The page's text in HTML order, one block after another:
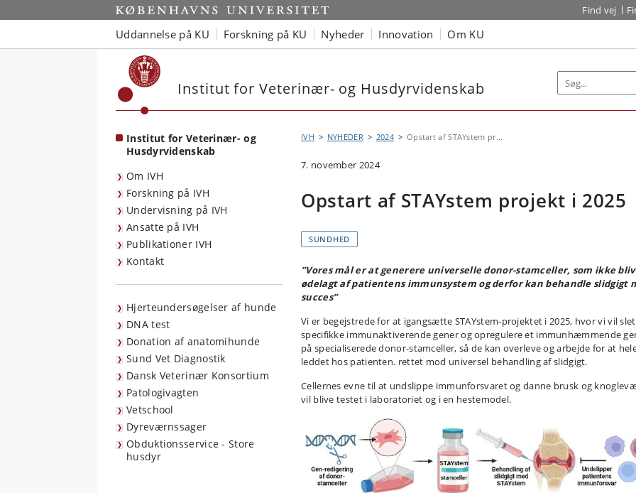
Start Find vej
Uddannelse på KU Forskning på KU Nyheder Innovation Om KU
Institut for Veterinær- og Husdyrvidenskab
Institut for Veterinær- og
Husdyrvidenskab
Om IVH
Forskning på IVH
Undervisning på IVH
Ansatte på IVH
Publikationer IVH
Kontakt
Hjerteundersøgelser af hunde
DNA test
Donation af anatomihunde
Sund Vet Diagnostik
Dansk Veterinær Konsortium
Patologivagten
Vetschool
Dyreværnssager
Obduktionsservice - Store
husdyr
IVH NYHEDER 2024 Opstart af STAYstem pr...
7. november 2024
Opstart af STAYstem projekt i 2025
SUNDHED
”Vores mål er at generere universelle donor-stamceller, som ikke
ødelagt af patientens immunsystem og derfor kan behandle slidgigt
succes”
Vi er begejstrede for at igangsætte STAYstem-projektet i 2025, hvor vi vil
specifikke immunaktiverende gener og opregulere et immunhæmmende
på specialiserede donor-stamceller, så de kan overleve og arbejde for at
leddet hos patienten. rettet mod universel behandling af slidgigt.
Cellernes evne til at undslippe immunforsvaret og danne brusk og
vil blive testet i laboratoriet og i en hestemodel.